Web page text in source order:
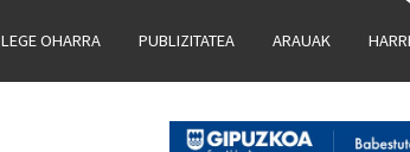
LEGE OHARRA PUBLIZITATEA ARAUAK